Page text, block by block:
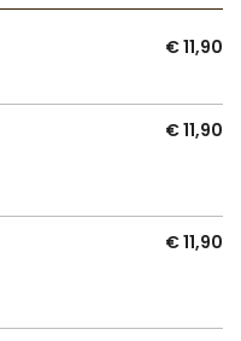
€ 11,90
€ 11,90
€ 11,90